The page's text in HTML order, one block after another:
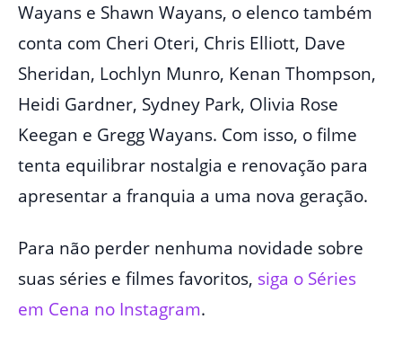
Wayans e Shawn Wayans, o elenco também
conta com Cheri Oteri, Chris Elliott, Dave
Sheridan, Lochlyn Munro, Kenan Thompson,
Heidi Gardner, Sydney Park, Olivia Rose
Keegan e Gregg Wayans. Com isso, o filme
tenta equilibrar nostalgia e renovação para
apresentar a franquia a uma nova geração.
Para não perder nenhuma novidade sobre
suas séries e filmes favoritos, siga o Séries
em Cena no Instagram.